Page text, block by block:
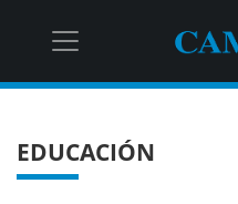
EDUCACIÓN